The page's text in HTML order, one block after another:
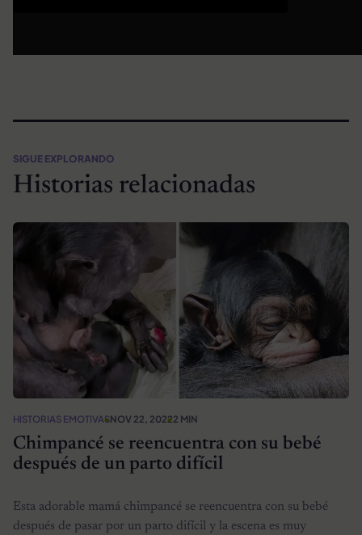
SIGUE EXPLORANDO
Historias relacionadas
HISTORIAS EMOTIVASNOV 22, 20222 MIN
Chimpancé se reencuentra con su bebé
después de un parto difícil
Esta adorable mamá chimpancé se reencuentra con su bebé
después de pasar por un parto difícil y la escena es muy